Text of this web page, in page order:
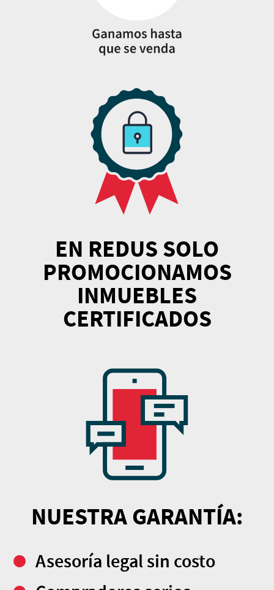
EN REDUS SOLO
PROMOCIONAMOS
INMUEBLES
CERTIFICADOS
NUESTRA GARANTÍA:
Asesoría legal sin costo